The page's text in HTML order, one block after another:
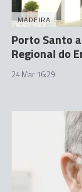
MADEIRA
Porto Santo
Regional do
24 Mar 16:29